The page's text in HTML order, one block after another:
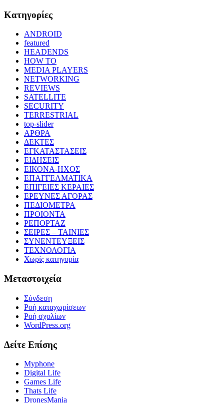
Kατηγορίες
ANDROID
featured
HEADENDS
HOW TO
MEDIA PLAYERS
NETWORKING
REVIEWS
SATELLITE
SECURITY
TERRESTRIAL
top-slider
ΑΡΘΡΑ
ΔΕΚΤΕΣ
ΕΓΚΑΤΑΣΤΑΣΕΙΣ
ΕΙΔΗΣΕΙΣ
ΕΙΚΟΝΑ-ΗΧΟΣ
ΕΠΑΓΓΕΛΜΑΤΙΚΑ
ΕΠΙΓΕΙΕΣ ΚΕΡΑΙΕΣ
ΕΡΕΥΝΕΣ ΑΓΟΡΑΣ
ΠΕΔΙΟΜΕΤΡΑ
ΠΡΟΙΟΝΤΑ
ΡΕΠΟΡΤΑΖ
ΣΕΙΡΕΣ – ΤΑΙΝΙΕΣ
ΣΥΝΕΝΤΕΥΞΕΙΣ
ΤΕΧΝΟΛΟΓΙΑ
Χωρίς κατηγορία
Μεταστοιχεία
Σύνδεση
Ροή καταχωρίσεων
Ροή σχολίων
WordPress.org
Δείτε Επίσης
Myphone
Digital Life
Games Life
Thats Life
DronesMania